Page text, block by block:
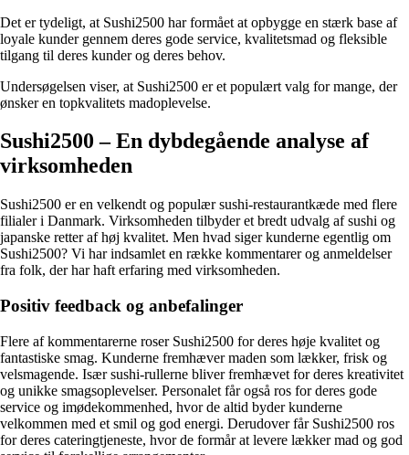
Det er tydeligt, at Sushi2500 har formået at opbygge en stærk base af
loyale kunder gennem deres gode service, kvalitetsmad og fleksible
tilgang til deres kunder og deres behov.
Undersøgelsen viser, at Sushi2500 er et populært valg for mange, der
ønsker en topkvalitets madoplevelse.
Sushi2500 – En dybdegående analyse af
virksomheden
Sushi2500 er en velkendt og populær sushi-restaurantkæde med flere
filialer i Danmark. Virksomheden tilbyder et bredt udvalg af sushi og
japanske retter af høj kvalitet. Men hvad siger kunderne egentlig om
Sushi2500? Vi har indsamlet en række kommentarer og anmeldelser
fra folk, der har haft erfaring med virksomheden.
Positiv feedback og anbefalinger
Flere af kommentarerne roser Sushi2500 for deres høje kvalitet og
fantastiske smag. Kunderne fremhæver maden som lækker, frisk og
velsmagende. Især sushi-rullerne bliver fremhævet for deres kreativitet
og unikke smagsoplevelser. Personalet får også ros for deres gode
service og imødekommenhed, hvor de altid byder kunderne
velkommen med et smil og god energi. Derudover får Sushi2500 ros
for deres cateringtjeneste, hvor de formår at levere lækker mad og god